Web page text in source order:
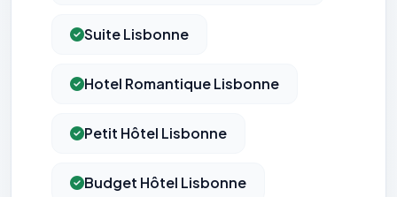
Suite Lisbonne
Hotel Romantique Lisbonne
Petit Hôtel Lisbonne
Budget Hôtel Lisbonne